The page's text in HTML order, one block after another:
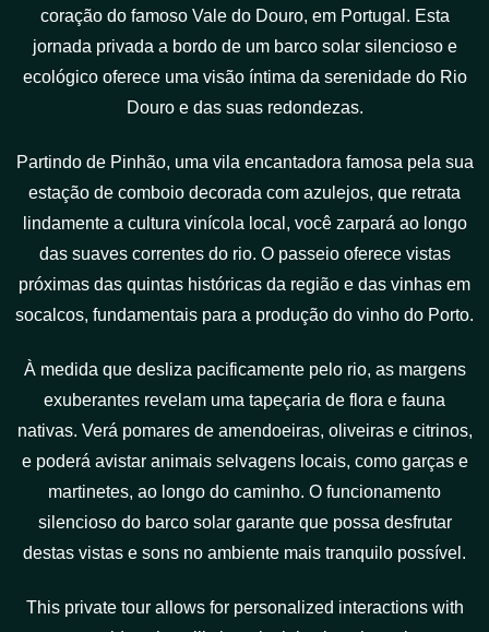
coração do famoso Vale do Douro, em Portugal. Esta
jornada privada a bordo de um barco solar silencioso e
ecológico oferece uma visão íntima da serenidade do Rio
Douro e das suas redondezas.
Partindo de Pinhão, uma vila encantadora famosa pela sua
estação de comboio decorada com azulejos, que retrata
lindamente a cultura vinícola local, você zarpará ao longo
das suaves correntes do rio. O passeio oferece vistas
próximas das quintas históricas da região e das vinhas em
socalcos, fundamentais para a produção do vinho do Porto.
À medida que desliza pacificamente pelo rio, as margens
exuberantes revelam uma tapeçaria de flora e fauna
nativas. Verá pomares de amendoeiras, oliveiras e citrinos,
e poderá avistar animais selvagens locais, como garças e
martinetes, ao longo do caminho. O funcionamento
silencioso do barco solar garante que possa desfrutar
destas vistas e sons no ambiente mais tranquilo possível.
This private tour allows for personalized interactions with